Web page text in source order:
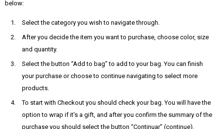
below:
Select the category you wish to navigate through.
After you decide the item you want to purchase, choose color, size
and quantity.
Select the button “Add to bag” to add to your bag. You can finish
your purchase or choose to continue navigating to select more
products.
To start with Checkout you should check your bag. You will have the
option to wrap if it’s a gift, and after you confirm the summary of the
purchase you should select the button “Continuar” (continue).